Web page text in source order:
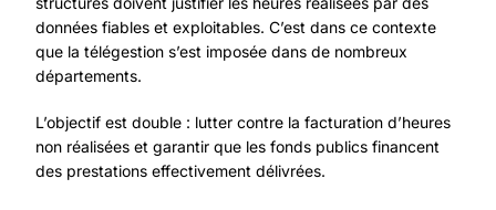
données fiables et exploitables. C’est dans ce contexte
que la télégestion s’est imposée dans de nombreux
départements.
L’objectif est double : lutter contre la facturation d’heures
non réalisées et garantir que les fonds publics financent
des prestations effectivement délivrées.